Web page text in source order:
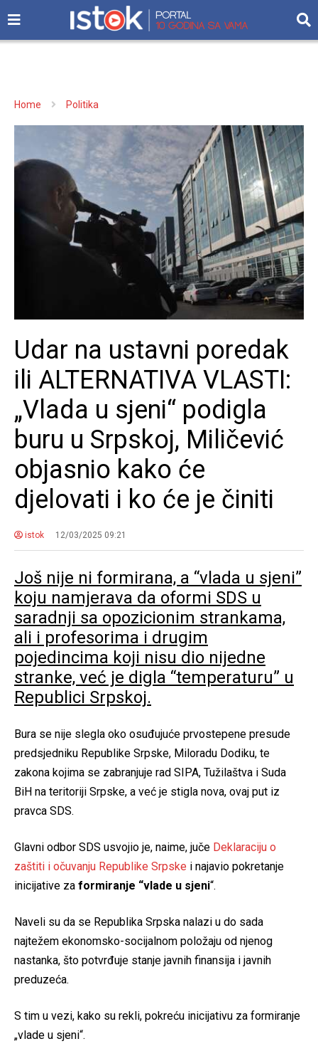
Home Politika
Udar na ustavni poredak
ili ALTERNATIVA VLASTI:
„Vlada u sjeni“ podigla
buru u Srpskoj, Miličević
objasnio kako će
djelovati i ko će je činiti
istok 12/03/2025 09:21
Još nije ni formirana, a “vlada u sjeni”
koju namjerava da oformi SDS u
saradnji sa opozicionim strankama,
ali i profesorima i drugim
pojedincima koji nisu dio nijedne
stranke, već je digla “temperaturu” u
Republici Srpskoj.
Bura se nije slegla oko osuđujuće prvostepene presude
predsjedniku Republike Srpske, Miloradu Dodiku, te
zakona kojima se zabranjuje rad SIPA, Tužilaštva i Suda
BiH na teritoriji Srpske, a već je stigla nova, ovaj put iz
pravca SDS.
Glavni odbor SDS usvojio je, naime, juče Deklaraciju o
zaštiti i očuvanju Republike Srpske i najavio pokretanje
inicijative za formiranje “vlade u sjeni“.
Naveli su da se Republika Srpska nalazi u do sada
najtežem ekonomsko-socijalnom položaju od njenog
nastanka, što potvrđuje stanje javnih finansija i javnih
preduzeća.
S tim u vezi, kako su rekli, pokreću inicijativu za formiranje
„vlade u sjeni“.